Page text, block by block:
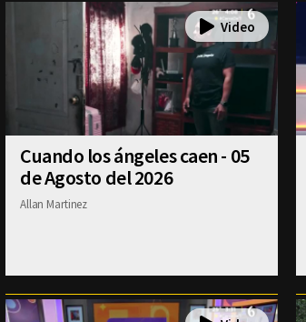
Cuando los ángeles caen - 05
de Agosto del 2026
Allan Martinez